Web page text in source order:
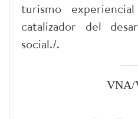
turismo
catalizador del
social./.
VNA/